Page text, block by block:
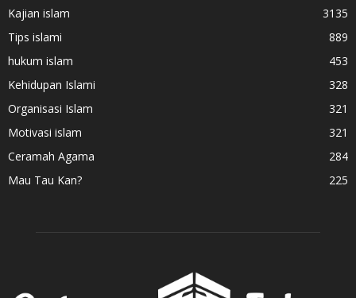
Kajian islam
3135
Tips islami
889
hukum islam
453
Kehidupan Islami
328
Organisasi Islam
321
Motivasi islam
321
Ceramah Agama
284
Mau Tau Kan?
225